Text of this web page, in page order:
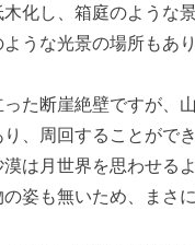
化し、箱庭のような景
うな光景の場所もあ
た断崖絶壁ですが、
、周回することができ
は月世界を思わせる
姿も無いため、まさ